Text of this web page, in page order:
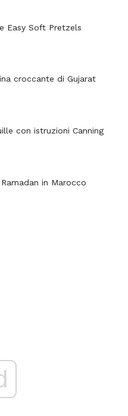
Easy Soft Pretzels
croccante di Gujarat
con istruzioni Canning
in Marocco